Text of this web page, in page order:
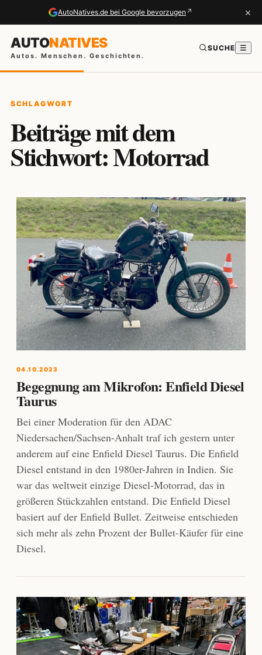
AutoNatives.de bei Google bevorzugen ↗ ×
AUTONATIVES
Autos. Menschen. Geschichten.
SUCHE ☰
SCHLAGWORT
Beiträge mit dem
Stichwort: Motorrad
04.10.2023
Begegnung am Mikrofon: Enfield Diesel
Taurus
Bei einer Moderation für den ADAC
Niedersachen/Sachsen-Anhalt traf ich gestern unter
anderem auf eine Enfield Diesel Taurus. Die Enfield
Diesel entstand in den 1980er-Jahren in Indien. Sie
war das weltweit einzige Diesel-Motorrad, das in
größeren Stückzahlen entstand. Die Enfield Diesel
basiert auf der Enfield Bullet. Zeitweise entschieden
sich mehr als zehn Prozent der Bullet-Käufer für eine
Diesel.